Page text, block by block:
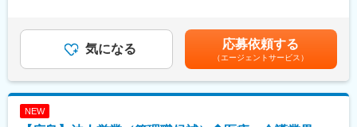
献性も高く、今後の高齢化社会において成長が見込める成長産業
です。 また、病院や介護施設の業務軽減に貢献する事で、患者
様、利用者様へのサービス向上に直結する為、大変やりがいのあ
無＞有＜残業手当＞有＜給与補足＞・年収：月額×12ヵ月分・評
価：年2回（4月・10月/売上実績だけでなく取り組み姿勢や提案プ
ロセスなどの定性評価も重視）※経験や意欲次第では新しい営業所
の立ち上げに携わる可能性等もございます。賃金はあくまでも目
安の金額であり、選考を通じて上下する可能性があります。月給
気になる 応募依頼する
（エージェントサービス）
NEW